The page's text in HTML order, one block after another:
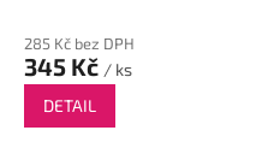
285 Kč bez DPH
345 Kč / ks
DETAIL